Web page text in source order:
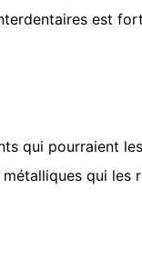
est
qui pourraient
qui